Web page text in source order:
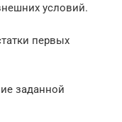
условий.
первых
заданной